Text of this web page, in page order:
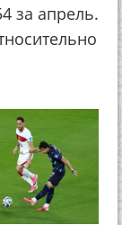
за апрель.